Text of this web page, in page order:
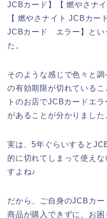
JCBカード】【 燃やさナ
【 燃やさナイト JCBカ
JCBカード エラー】とい
た。
そのような感じで色々と
の有効期限が切れている
トのお店でJCBカードエ
があることが分かりました
実は、5年ぐらいすると
的に切れてしまって使え
すよね♪
だから、ご自身のJCBカ
商品が購入できずに、お